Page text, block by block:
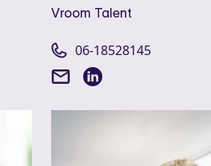
Vroom Talent
06-18528145